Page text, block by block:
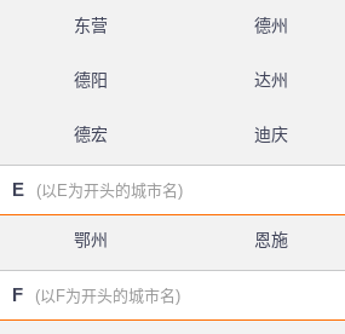
东营 德州
德阳 达州
德宏 迪庆
E (以E为开头的城市名)
鄂州 恩施
F (以F为开头的城市名)